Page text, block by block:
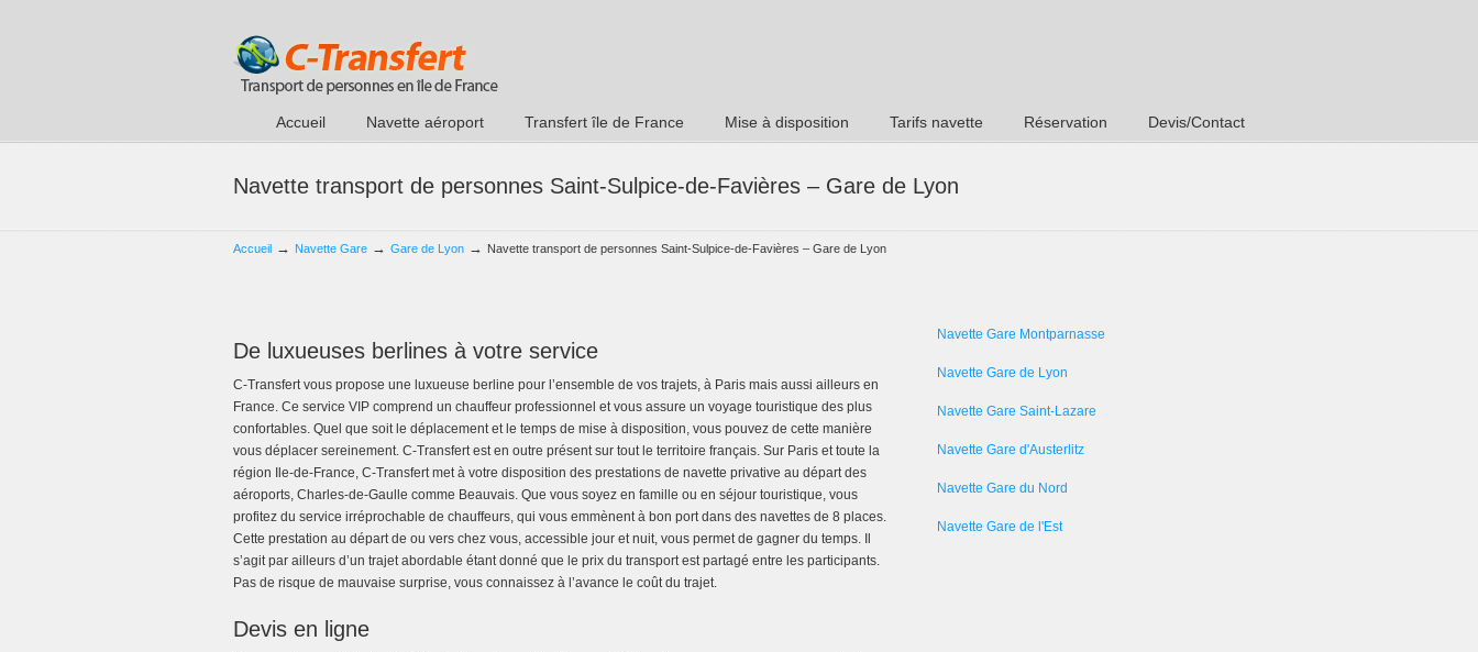
Accueil Navette aéroport Transfert île de France Mise à disposition Tarifs navette Réservation Devis/Contact
Navette transport de personnes Saint-Sulpice-de-Favières – Gare de Lyon
Accueil → Navette Gare → Gare de Lyon → Navette transport de personnes Saint-Sulpice-de-Favières – Gare de Lyon
De luxueuses berlines à votre service
C-Transfert vous propose une luxueuse berline pour l’ensemble de vos trajets, à Paris mais aussi ailleurs en
France. Ce service VIP comprend un chauffeur professionnel et vous assure un voyage touristique des plus
confortables. Quel que soit le déplacement et le temps de mise à disposition, vous pouvez de cette manière
vous déplacer sereinement. C-Transfert est en outre présent sur tout le territoire français. Sur Paris et toute la
région Ile-de-France, C-Transfert met à votre disposition des prestations de navette privative au départ des
aéroports, Charles-de-Gaulle comme Beauvais. Que vous soyez en famille ou en séjour touristique, vous
profitez du service irréprochable de chauffeurs, qui vous emmènent à bon port dans des navettes de 8 places.
Cette prestation au départ de ou vers chez vous, accessible jour et nuit, vous permet de gagner du temps. Il
s’agit par ailleurs d’un trajet abordable étant donné que le prix du transport est partagé entre les participants.
Pas de risque de mauvaise surprise, vous connaissez à l’avance le coût du trajet.
Devis en ligne
Navette Gare Montparnasse
Navette Gare de Lyon
Navette Gare Saint-Lazare
Navette Gare d'Austerlitz
Navette Gare du Nord
Navette Gare de l'Est